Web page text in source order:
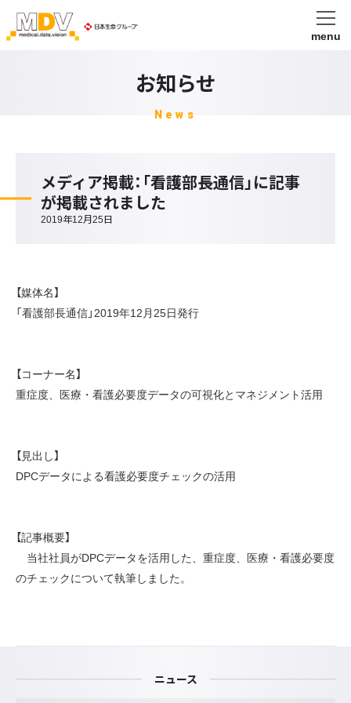
menu
お知らせ
News
メディア掲載：「看護部長通信」に記事
が掲載されました
2019年12月25日
【媒体名】
「看護部長通信」2019年12月25日発行
【コーナー名】
重症度、医療・看護必要度データの可視化とマネジメント活用
【見出し】
DPCデータによる看護必要度チェックの活用
【記事概要】
当社社員がDPCデータを活用した、重症度、医療・看護必要度
のチェックについて執筆しました。
ニュース